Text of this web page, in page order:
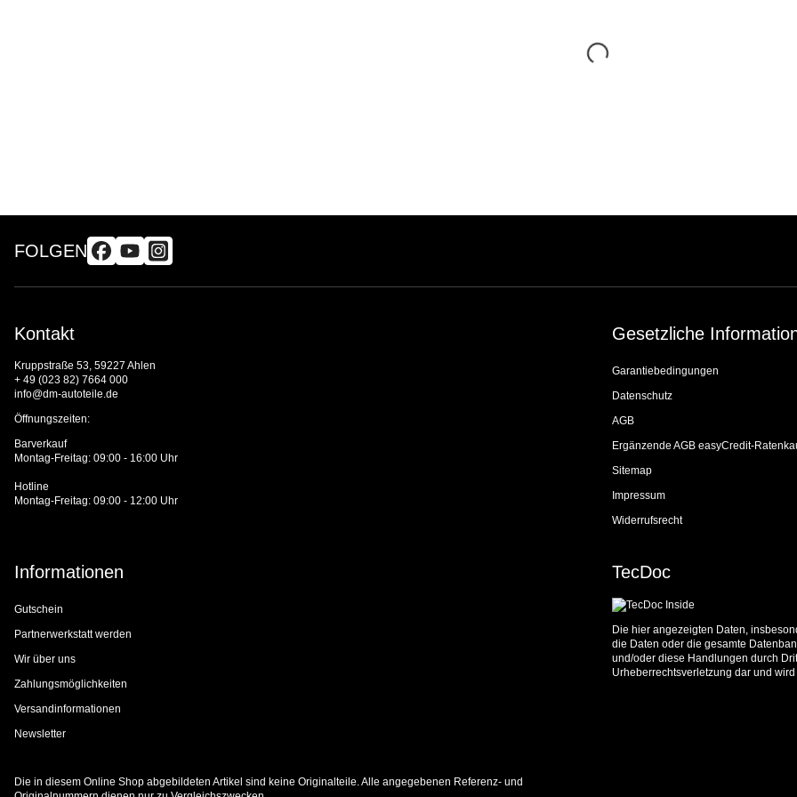
FOLGEN
Kontakt
Kruppstraße 53, 59227 Ahlen
+ 49 (023 82) 7664 000
info@dm-autoteile.de
Öffnungszeiten:
Barverkauf
Montag-Freitag: 09:00 - 16:00 Uhr
Hotline
Montag-Freitag: 09:00 - 12:00 Uhr
Gesetzliche
Garantiebedingungen
Datenschutz
AGB
Ergänzende AGB easyCredit-
Sitemap
Impressum
Widerrufsrecht
Informationen
Gutschein
Partnerwerkstatt werden
Wir über uns
Zahlungsmöglichkeiten
Versandinformationen
Newsletter
TecDoc
Die hier angezeigten Daten,
die Daten oder die gesamte
und/oder diese Handlungen durch
Urheberrechtsverletzung dar und
Die in diesem Online Shop abgebildeten Artikel sind keine Originalteile. Alle angegebenen Referenz- und